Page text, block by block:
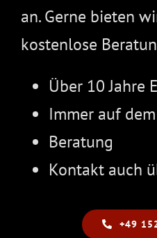
an. Gerne bieten
kostenlose
Über 10 Jahre
Immer auf
Beratung
Kontakt auch
+49